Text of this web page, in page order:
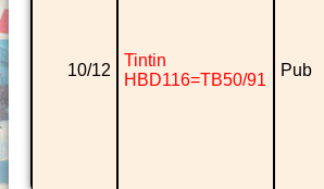
10/12
Tintin
HBD116=TB50/91
Pub